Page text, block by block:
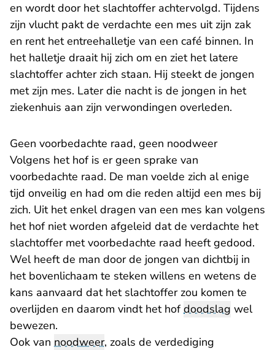
en wordt door het slachtoffer achtervolgd. Tijdens
zijn vlucht pakt de verdachte een mes uit zijn zak
en rent het entreehalletje van een café binnen. In
het halletje draait hij zich om en ziet het latere
slachtoffer achter zich staan. Hij steekt de jongen
met zijn mes. Later die nacht is de jongen in het
ziekenhuis aan zijn verwondingen overleden.
Geen voorbedachte raad, geen noodweer
Volgens het hof is er geen sprake van
voorbedachte raad. De man voelde zich al enige
tijd onveilig en had om die reden altijd een mes bij
zich. Uit het enkel dragen van een mes kan volgens
het hof niet worden afgeleid dat de verdachte het
slachtoffer met voorbedachte raad heeft gedood.
Wel heeft de man door de jongen van dichtbij in
het bovenlichaam te steken willens en wetens de
kans aanvaard dat het slachtoffer zou komen te
overlijden en daarom vindt het hofdoodslag wel
bewezen.
Ook van noodweer, zoals de verdediging